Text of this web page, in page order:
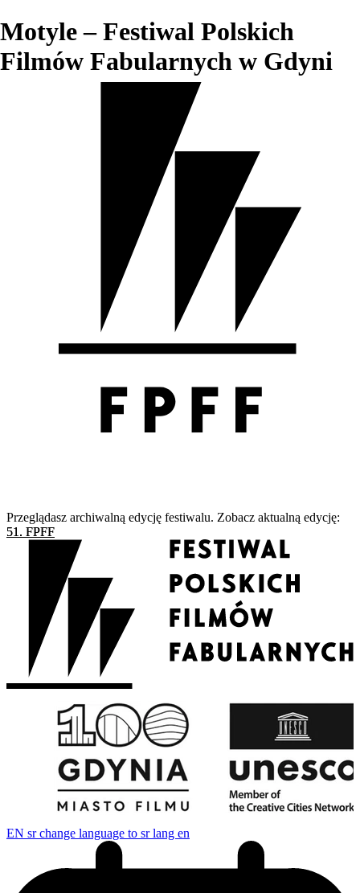
Motyle – Festiwal Polskich
Filmów Fabularnych w Gdyni
Przeglądasz archiwalną edycję festiwalu. Zobacz aktualną edycję:
51. FPFF
EN sr change language to sr lang en